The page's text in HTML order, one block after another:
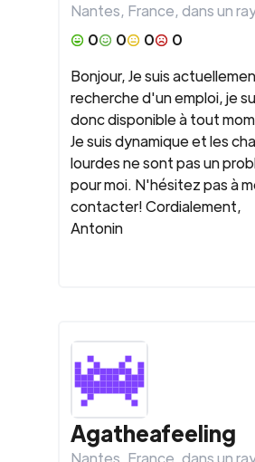
Nantes, France, dans un
0
0 0
0
Bonjour, Je suis
recherche d'un emploi, je
donc disponible à tout
Je suis dynamique et les
lourdes ne sont pas un
pour moi. N'hésitez pas à
contacter! Cordialement,
Antonin
Agatheafeeling
Nantes France , dans un